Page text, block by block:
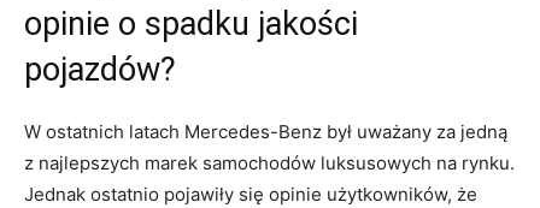
opinie o spadku jakości
pojazdów?
W ostatnich latach Mercedes-Benz był ⁢uważany za​ jedną
z najlepszych marek samochodów luksusowych na rynku.
Jednak⁢ ostatnio pojawiły się opinie ‍użytkowników, że